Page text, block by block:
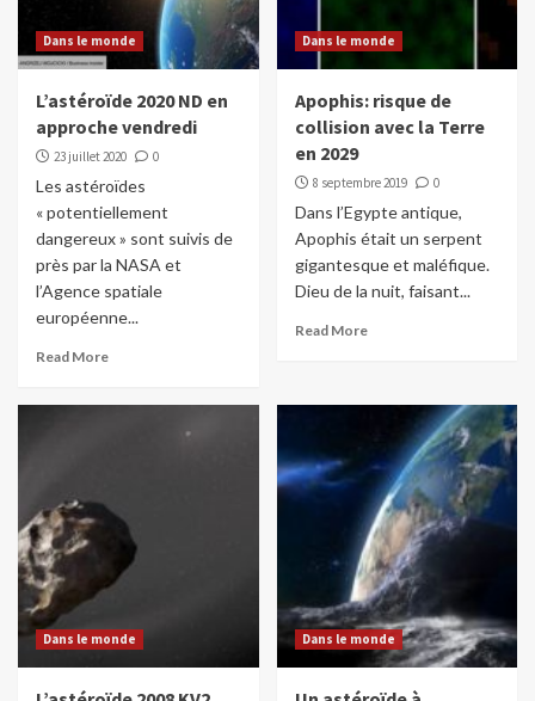
Dans le monde
L’astéroïde 2020 ND en
approche vendredi
23 juillet 2020 0
Les astéroïdes
« potentiellement
dangereux » sont suivis de
près par la NASA et
l’Agence spatiale
européenne...
Read More
Dans le monde
Apophis: risque de
collision avec la Terre
en 2029
8 septembre 2019 0
Dans l’Egypte antique,
Apophis était un serpent
gigantesque et maléfique.
Dieu de la nuit, faisant...
Read More
Dans le monde Dans le monde